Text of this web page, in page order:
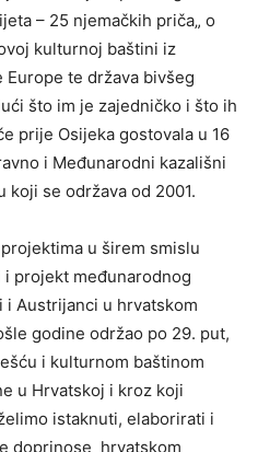
– 25 njemačkih priča„ o
kulturnoj baštini iz
Europe te država bivšeg
što im je zajedničko i što ih
prije Osijeka gostovala u 16
i Međunarodni kazališni
koji se održava od 2001.
u širem smislu
i projekt međunarodnog
i Austrijanci u hrvatskom
godine održao po 29. put,
i kulturnom baštinom
u Hrvatskoj i kroz koji
istaknuti, elaborirati i
doprinose hrvatskom